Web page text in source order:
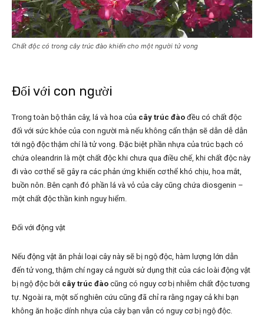
Chất độc có trong cây trúc đào khiến cho một người tử vong
Đối với con người
Trong toàn bộ thân cây, lá và hoa của cây trúc đào đều có chất độc
đối với sức khỏe của con người mà nếu không cẩn thận sẽ dẫn dễ dẫn
tới ngộ độc thậm chí là tử vong. Đặc biệt phần nhựa của trúc bạch có
chứa oleandrin là một chất độc khi chưa qua điều chế, khi chất độc này
đi vào cơ thể sẽ gây ra các phản ứng khiến cơ thể khó chịu, hoa mắt,
buồn nôn. Bên cạnh đó phần lá và vỏ của cây cũng chứa diosgenin –
một chất độc thần kinh nguy hiểm.
Đối với động vật
Nếu động vật ăn phải loại cây này sẽ bị ngộ độc, hàm lượng lớn dẫn
đến tử vong, thậm chí ngay cả người sử dụng thịt của các loài động vật
bị ngộ độc bởi cây trúc đào cũng có nguy cơ bị nhiễm chất độc tương
tự. Ngoài ra, một số nghiên cứu cũng đã chỉ ra rằng ngay cả khi bạn
không ăn hoặc dính nhựa của cây bạn vẫn có nguy cơ bị ngộ độc.